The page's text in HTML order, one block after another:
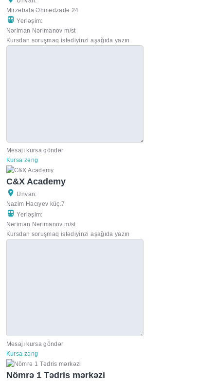
Mirzəbala Əhmədzadə 24
Yerləşim:
Nəriman Nərimanov m/st
Kursdan soruşmaq istədiyinzi aşağıda yazın
Mesajı kursa göndər
Kursa zəng
C&X Academy
Ünvan:
Nazim Hacıyev küç.7
Yerləşim:
Nəriman Nərimanov m/st
Kursdan soruşmaq istədiyinzi aşağıda yazın
Mesajı kursa göndər
Kursa zəng
Nömrə 1 Tədris mərkəzi